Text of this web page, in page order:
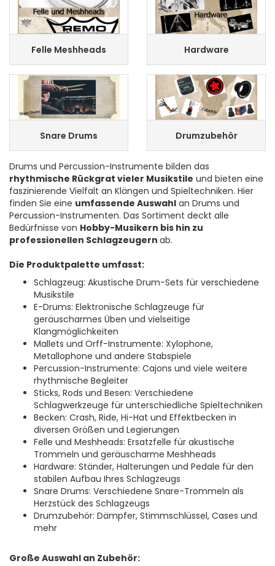
Felle Meshheads Hardware
Snare Drums Drumzubehör
Drums und Percussion-Instrumente bilden das
rhythmische Rückgrat vieler Musikstile und bieten eine
faszinierende Vielfalt an Klängen und Spieltechniken. Hier
finden Sie eine umfassende Auswahl an Drums und
Percussion-Instrumenten. Das Sortiment deckt alle
Bedürfnisse von Hobby-Musikern bis hin zu
professionellen Schlagzeugern ab.
Die Produktpalette umfasst:
Schlagzeug: Akustische Drum-Sets für verschiedene
Musikstile
E-Drums: Elektronische Schlagzeuge für
geräuscharmes Üben und vielseitige
Klangmöglichkeiten
Mallets und Orff-Instrumente: Xylophone,
Metallophone und andere Stabspiele
Percussion-Instrumente: Cajons und viele weitere
rhythmische Begleiter
Sticks, Rods und Besen: Verschiedene
Schlagwerkzeuge für unterschiedliche Spieltechniken
Becken: Crash, Ride, Hi-Hat und Effektbecken in
diversen Größen und Legierungen
Felle und Meshheads: Ersatzfelle für akustische
Trommeln und geräuscharme Meshheads
Hardware: Ständer, Halterungen und Pedale für den
stabilen Aufbau Ihres Schlagzeugs
Snare Drums: Verschiedene Snare-Trommeln als
Herzstück des Schlagzeugs
Drumzubehör: Dämpfer, Stimmschlüssel, Cases und
mehr
Große Auswahl an Zubehör: